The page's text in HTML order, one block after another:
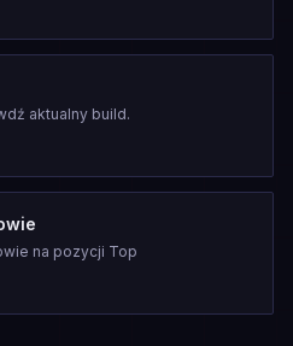
aktualny build.
na pozycji Top